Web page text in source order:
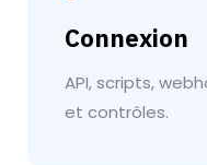
Connexion
API, scripts,
et contrôles.